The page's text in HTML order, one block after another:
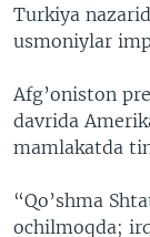
Turkiya
usmoniylar
Afg’oniston
davrida
mamlakatda
“Qo’shma
ochilmoqda;